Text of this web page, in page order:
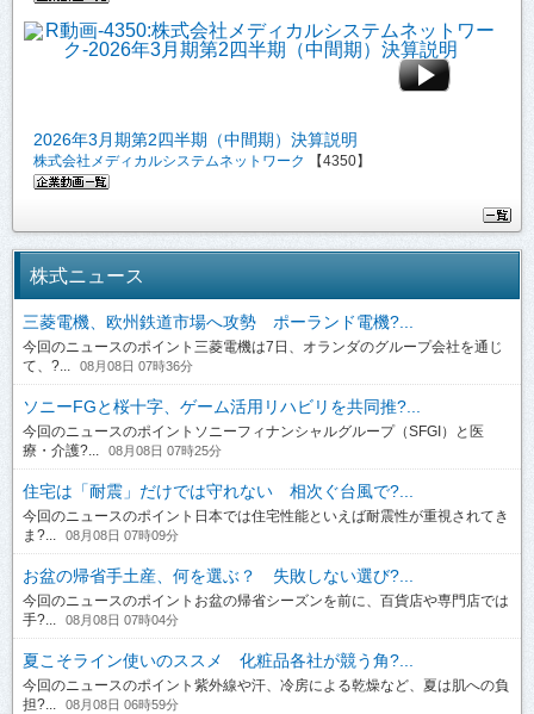
2026年3月期第2四半期（中間期）決算説明
株式会社メディカルシステムネットワーク 【4350】
株式ニュース
三菱電機、欧州鉄道市場へ攻勢 ポーランド電機?...
今回のニュースのポイント三菱電機は7日、オランダのグループ会社を通じ
て、?...
08月08日 07時36分
ソニーFGと桜十字、ゲーム活用リハビリを共同推?...
今回のニュースのポイントソニーフィナンシャルグループ（SFGI）と医
療・介護?...
08月08日 07時25分
住宅は「耐震」だけでは守れない 相次ぐ台風で?...
今回のニュースのポイント日本では住宅性能といえば耐震性が重視されてき
ま?...
08月08日 07時09分
お盆の帰省手土産、何を選ぶ？ 失敗しない選び?...
今回のニュースのポイントお盆の帰省シーズンを前に、百貨店や専門店では
手?...
08月08日 07時04分
夏こそライン使いのススメ 化粧品各社が競う角?...
今回のニュースのポイント紫外線や汗、冷房による乾燥など、夏は肌への負
担?...
08月08日 06時59分